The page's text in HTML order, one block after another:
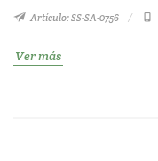
Artículo: SS-SA-0756
Ver más